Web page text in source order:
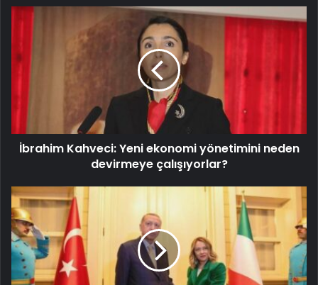
İbrahim Kahveci: Yeni ekonomi yönetimini neden
devirmeye çalışıyorlar?